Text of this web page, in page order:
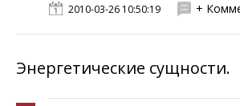
2010-03-26 10:50:19 +
Энергетические сущности.